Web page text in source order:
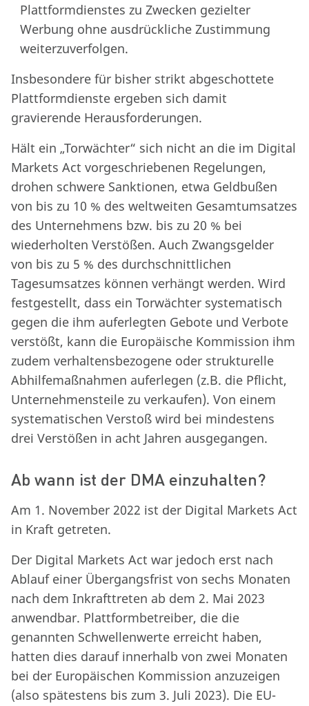
Plattformdienstes zu Zwecken gezielter
Werbung ohne ausdrückliche Zustimmung
weiterzuverfolgen.
Insbesondere für bisher strikt abgeschottete
Plattformdienste ergeben sich damit
gravierende Herausforderungen.
Hält ein „Torwächter“ sich nicht an die im Digital
Markets Act vorgeschriebenen Regelungen,
drohen schwere Sanktionen, etwa Geldbußen
von bis zu 10 % des weltweiten Gesamtumsatzes
des Unternehmens bzw. bis zu 20 % bei
wiederholten Verstößen. Auch Zwangsgelder
von bis zu 5 % des durchschnittlichen
Tagesumsatzes können verhängt werden. Wird
festgestellt, dass ein Torwächter systematisch
gegen die ihm auferlegten Gebote und Verbote
verstößt, kann die Europäische Kommission ihm
zudem verhaltensbezogene oder strukturelle
Abhilfemaßnahmen auferlegen (z.B. die Pflicht,
Unternehmensteile zu verkaufen). Von einem
systematischen Verstoß wird bei mindestens
drei Verstößen in acht Jahren ausgegangen.
Ab wann ist der DMA einzuhalten?
Am 1. November 2022 ist der Digital Markets Act
in Kraft getreten.
Der Digital Markets Act war jedoch erst nach
Ablauf einer Übergangsfrist von sechs Monaten
nach dem Inkrafttreten ab dem 2. Mai 2023
anwendbar. Plattformbetreiber, die die
genannten Schwellenwerte erreicht haben,
hatten dies darauf innerhalb von zwei Monaten
bei der Europäischen Kommission anzuzeigen
(also spätestens bis zum 3. Juli 2023). Die EU-